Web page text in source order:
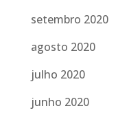
setembro 2020
agosto 2020
julho 2020
junho 2020